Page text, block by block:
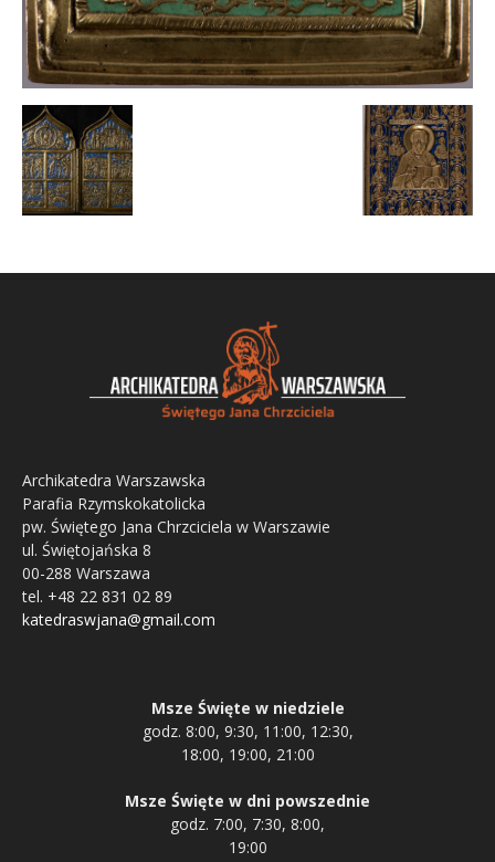
Archikatedra Warszawska
Parafia Rzymskokatolicka
pw. Świętego Jana Chrzciciela w Warszawie
ul. Świętojańska 8
00-288 Warszawa
tel. +48 22 831 02 89
katedraswjana@gmail.com
Msze Święte w niedziele
godz. 8:00, 9:30, 11:00, 12:30,
18:00, 19:00, 21:00
Msze Święte w dni powszednie
godz. 7:00, 7:30, 8:00,
19:00